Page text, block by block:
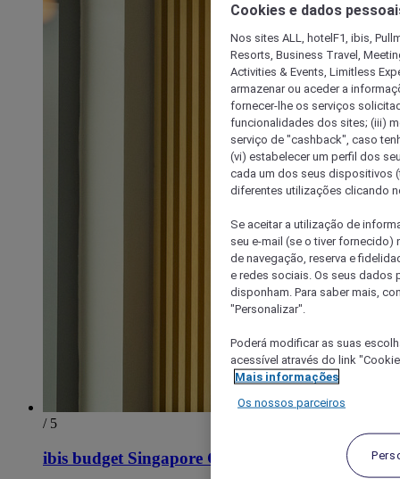
/ 5
ibis budget Singapore Gold
Cookies e dados
Nos sites ALL, hotelF1, ibis,
Resorts, Business Travel,
Activities & Events, Limitless
armazenar ou aceder a
fornecer-lhe os serviços
funcionalidades dos sites; (iii)
serviço de "cashback", caso
(vi) estabelecer um perfil dos
cada um dos seus dispositivos
diferentes utilizações clicando
Se aceitar a utilização de
seu e-mail (se o tiver
de navegação, reserva e
e redes sociais. Os seus dados
disponham. Para saber mais,
"Personalizar".
Poderá modificar as suas
acessível através do link
Mais informações
Os nossos parceiros